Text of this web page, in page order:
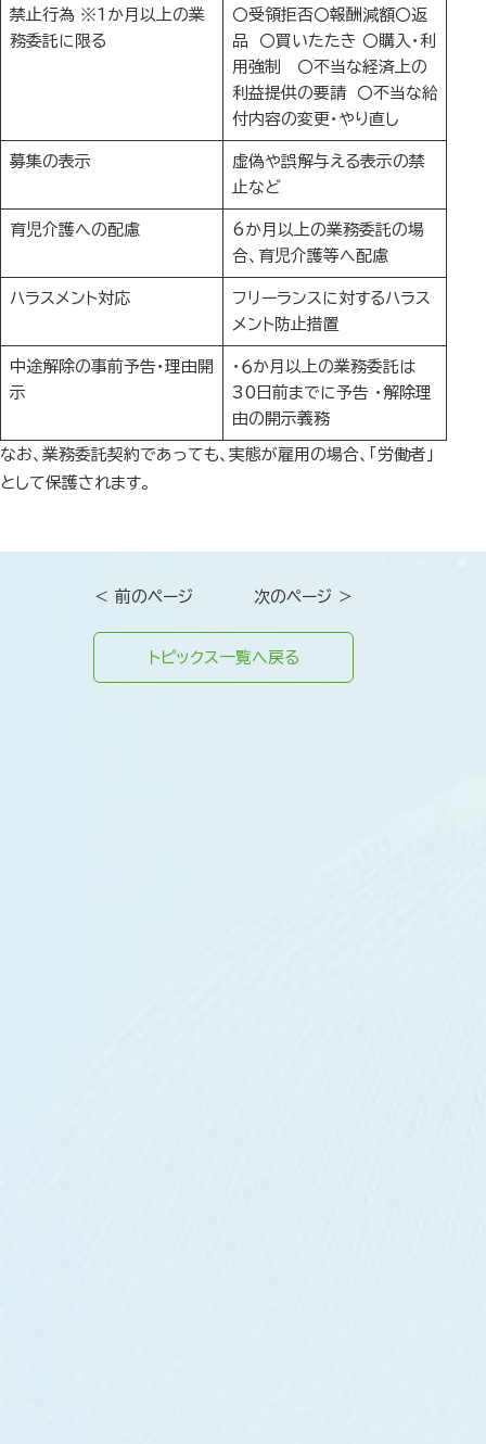
禁止行為 ※1か月以上の業
務委託に限る
〇受領拒否〇報酬減額〇返
品 〇買いたたき 〇購入・利
用強制 〇不当な経済上の
利益提供の要請 〇不当な給
付内容の変更・やり直し
募集の表示
虚偽や誤解与える表示の禁
止など
育児介護への配慮
6か月以上の業務委託の場
合、育児介護等へ配慮
ハラスメント対応
フリーランスに対するハラス
メント防止措置
中途解除の事前予告・理由開
示
・６か月以上の業務委託は
30日前までに予告 ・解除理
由の開示義務
なお、業務委託契約であっても、実態が雇用の場合、「労働者」
として保護されます。
＜ 前のページ 次のページ ＞
トピックス一覧へ戻る